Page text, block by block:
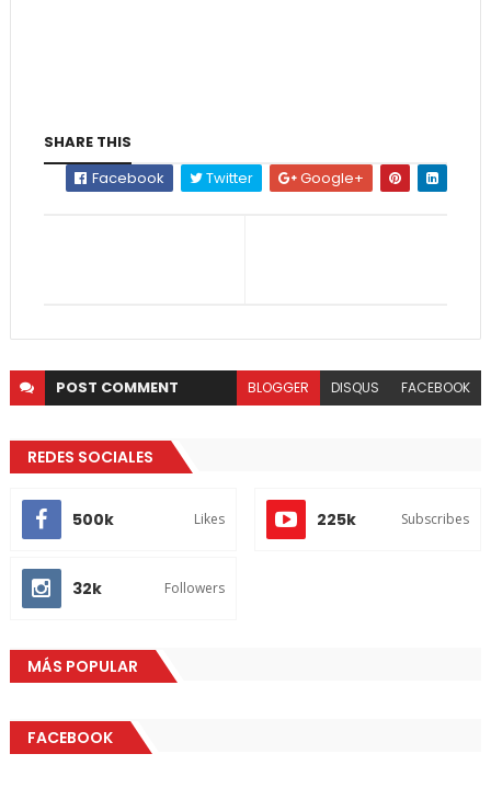
SHARE THIS
Facebook
Twitter Google+
POST COMMENT BLOGGER DISQUS FACEBOOK
REDES SOCIALES
500k Likes 225k Subscribes
32k Followers
MÁS POPULAR
FACEBOOK